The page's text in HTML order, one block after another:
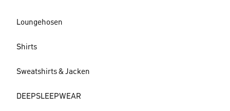
Loungehosen
Shirts
Sweatshirts & Jacken
DEEPSLEEPWEAR